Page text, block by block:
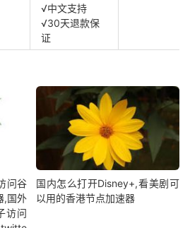
√中文支持
√30天退款保
证
问谷
,国外
访问
国内怎么打开Disney+,看美剧可
以用的香港节点加速器